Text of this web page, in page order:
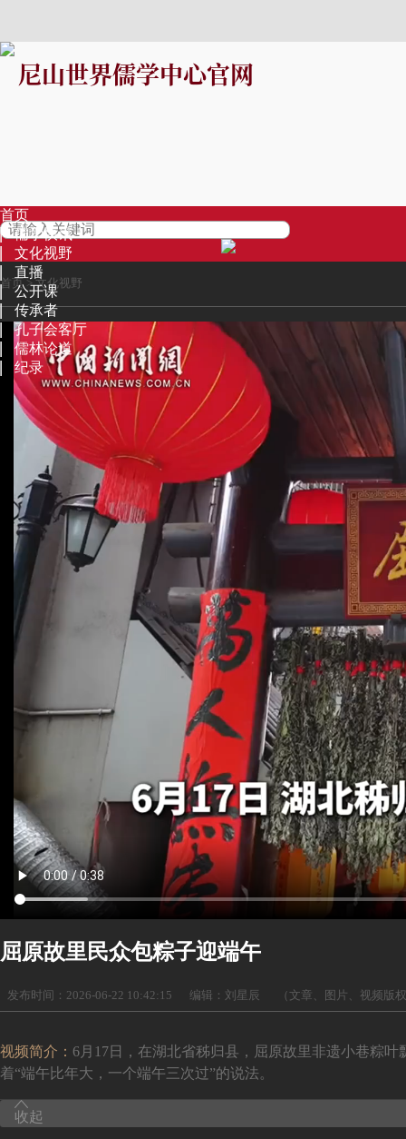
尼山世界儒学中心官网
首页
儒学快讯
文化视野
直播
公开课
传承者
孔子会客厅
儒林论道
纪录
首页 >文化视野
屈原故里民众包粽子迎端午
发布时间：2026-06-22 10:42:15 编辑：刘星辰 （文章、图片、视频版
视频简介： 6月17日，在湖北省秭归县，屈原故里非遗小巷粽
着“端午比年大，一个端午三次过”的说法。
收起